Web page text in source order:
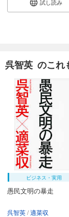
試し読み
呉智英 のこれ
ビジネス・実用
愚民文明の暴走
呉智英 適菜収